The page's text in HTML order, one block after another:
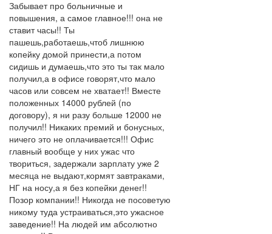
Забывает про больничные и
повышения, а самое главное!!! она не
ставит часы!! Ты
пашешь,работаешь,чтоб лишнюю
копейку домой принести,а потом
сидишь и думаешь,что это ты так мало
получил,а в офисе говорят,что мало
часов или совсем не хватает!! Вместе
положенных 14000 рублей (по
договору), я ни разу больше 12000 не
получил!! Никаких премий и бонусных,
ничего это не оплачивается!!! Офис
главный вообще у них ужас что
твориться, задержали зарплату уже 2
месяца не выдают,кормят завтраками,
НГ на носу,а я без копейки денег!!
Позор компании!! Никогда не посоветую
никому туда устраиваться,это ужасное
заведение!! На людей им абсолютно